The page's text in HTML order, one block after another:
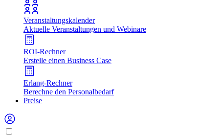
Veranstaltungskalender
Aktuelle Veranstaltungen und Webinare
ROI-Rechner
Erstelle einen Business Case
Erlang-Rechner
Berechne den Personalbedarf
Preise